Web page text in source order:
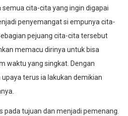
cita-cita yang ingin digapai
penyemangat si empunya cita-
pejuang cita-cita tersebut
memacu dirinya untuk bisa
waktu yang singkat. Dengan
terus ia lakukan demikian
pada tujuan dan menjadi pemenang.